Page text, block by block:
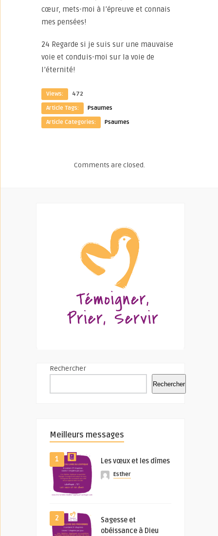
cœur, mets-moi à l’épreuve et connais
mes pensées!
24 Regarde si je suis sur une mauvaise
voie et conduis-moi sur la voie de
l’éternité!
Views:
472
Article Tags:
Psaumes
Article Categories:
Psaumes
Comments are closed.
Rechercher
Rechercher
Meilleurs messages
1 Les vœux et les dîmes
Esther
2
Sagesse et
obéissance à Dieu